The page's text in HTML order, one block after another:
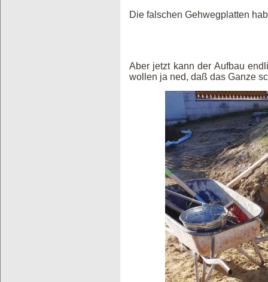
Die falschen Gehwegplatten
Aber jetzt kann der Aufbau
wollen ja ned, daß das Ganze